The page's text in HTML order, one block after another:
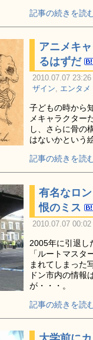
記事の続きを読
アニメキ
るはずだ
2010.07.07
ザイン, エンタメ
子どもの時から
メキャラクター
し、さらに骨の
はないかという
記事の続きを読
有名なロ
恨のミス
2010.07.07
2005年に引退し
「ルートマス
まれてしまった
ドン市内の情報
が・・・。
記事の続きを読